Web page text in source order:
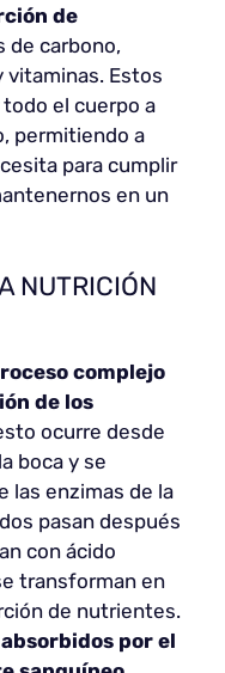
de
de carbono,
vitaminas. Estos
el cuerpo a
permitiendo a
para cumplir
en un
NUTRICIÓN
complejo
de los
ocurre desde
boca y se
las enzimas de la
pasan después
con ácido
transforman en
de nutrientes.
por el